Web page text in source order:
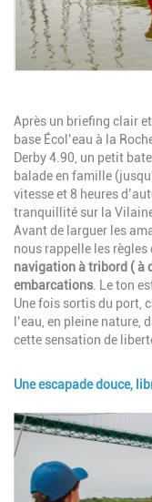
Description
Après un briefing clair
base Écol’eau à la
Derby 4.90, un petit
balade en famille
vitesse et 8 heures
tranquillité sur la
Avant de larguer les
nous rappelle les
navigation à tribord ( à
embarcations. Le ton
Une fois sortis du port,
l’eau, en pleine
cette sensation de
Une escapade douce,
Image